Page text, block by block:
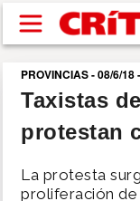
Pasar al contenido
buscar
SUCESOS
NACIONAL
PROVINCIAS - 08/6/18
Taxistas
protestan
La protesta
proliferación de